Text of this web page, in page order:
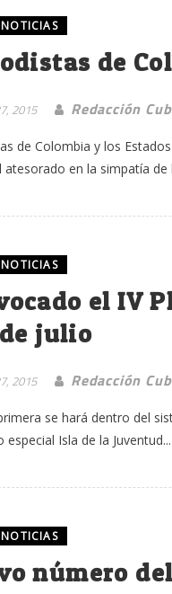
de
2015 Redacción
de Colombia y los
atesorado en la simpatía de
el IV
julio
2015 Redacción
se hará dentro del
especial Isla de la Juventud...
número